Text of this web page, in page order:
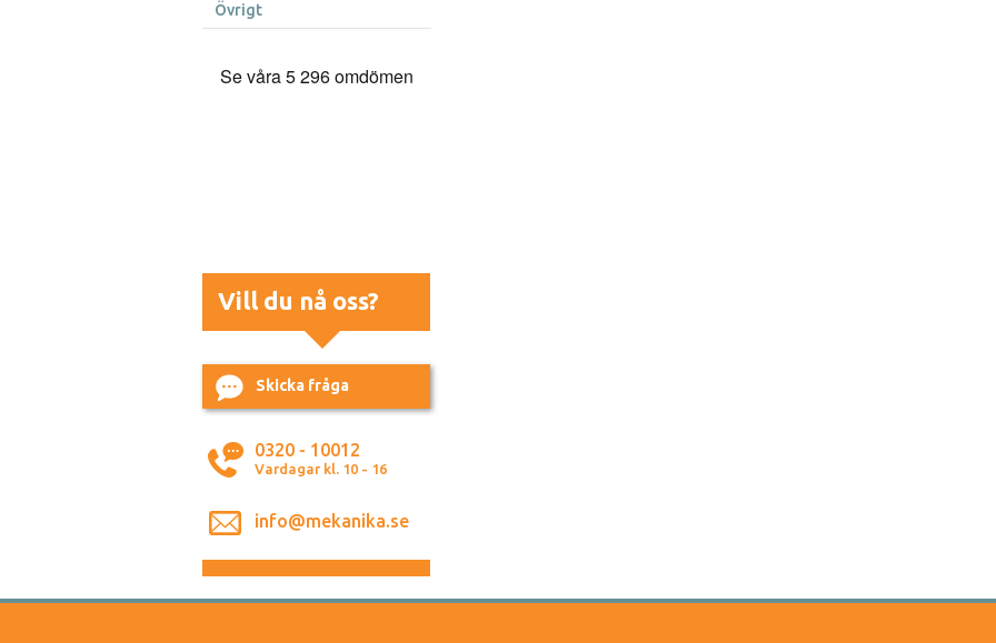
Övrigt
Vill du nå oss?
Skicka fråga
0320 - 10012
Vardagar kl. 10 - 16
info@mekanika.se